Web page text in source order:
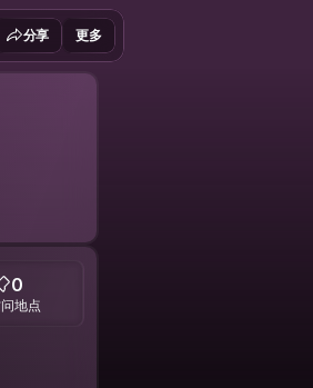
分享 更多
0
地点